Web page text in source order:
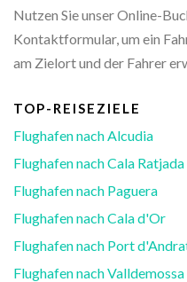
Nutzen Sie unser Online-
Kontaktformular, um ein
am Zielort und der Fahrer
TOP-REISEZIELE
Flughafen nach Alcudia
Flughafen nach Cala Ratjada
Flughafen nach Paguera
Flughafen nach Cala d'Or
Flughafen nach Port
Flughafen nach Valldemossa